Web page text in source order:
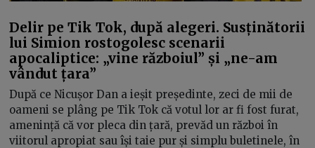
Delir pe Tik Tok, după alegeri. Susținătorii
lui Simion rostogolesc scenarii
apocaliptice: „vine războiul” și „ne-am
vândut țara”
După ce Nicușor Dan a ieșit președinte, zeci de mii de
oameni se plâng pe Tik Tok că votul lor ar fi fost furat,
amenință că vor pleca din țară, prevăd un război în
viitorul apropiat sau își taie pur și simplu buletinele, în